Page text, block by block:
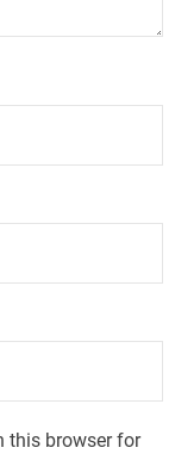
this browser for